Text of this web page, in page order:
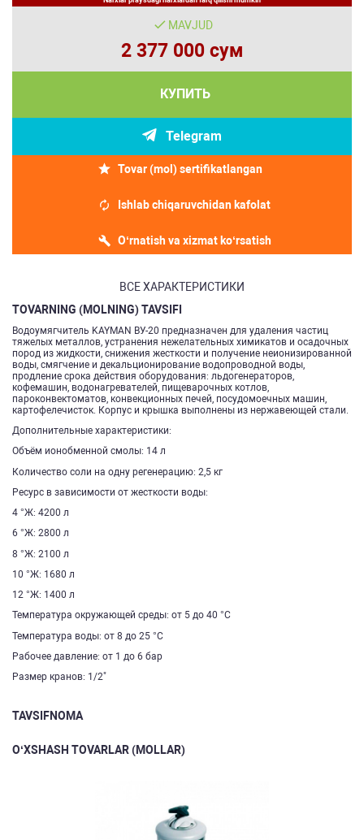
MAVJUD
2 377 000 сум
КУПИТЬ
Telegram
Tovar (mol) sertifikatlangan
Ishlab chiqaruvchidan kafolat
O‘rnatish va xizmat ko‘rsatish
ВСЕ ХАРАКТЕРИСТИКИ
TOVARNING (MOLNING) TAVSIFI
Водоумягчитель KAYMAN ВУ-20 предназначен для удаления частиц
тяжелых металлов, устранения нежелательных химикатов и осадочных
пород из жидкости, снижения жесткости и получение неионизированной
воды, смягчение и декальционирование водопроводной воды,
продление срока действия оборудования: льдогенераторов,
кофемашин, водонагревателей, пищеварочных котлов,
пароконвектоматов, конвекционных печей, посудомоечных машин,
картофелечисток. Корпус и крышка выполнены из нержавеющей стали.
Дополнительные характеристики:
Объём ионобменной смолы: 14 л
Количество соли на одну регенерацию: 2,5 кг
Ресурс в зависимости от жесткости воды:
4 °Ж: 4200 л
6 °Ж: 2800 л
8 °Ж: 2100 л
10 °Ж: 1680 л
12 °Ж: 1400 л
Температура окружающей среды: от 5 до 40 °С
​Температура воды: от 8 до 25 °С
Рабочее давление: от 1 до 6 бар
Размер кранов: 1/2"
TAVSIFNOMA
O‘XSHASH TOVARLAR (MOLLAR)